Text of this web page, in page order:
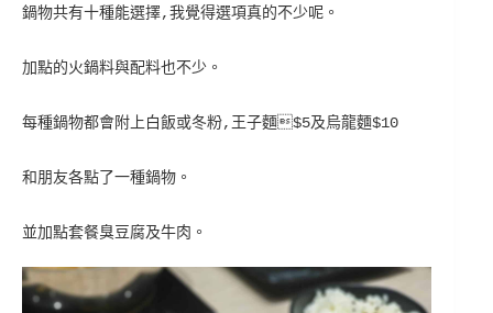
鍋物共有十種能選擇,我覺得選項真的不少呢。
加點的火鍋料與配料也不少。
每種鍋物都會附上白飯或冬粉,王子麵$5及烏龍麵$10
和朋友各點了一種鍋物。
並加點套餐臭豆腐及牛肉。